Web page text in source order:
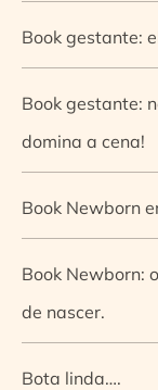
Book gestante:
Book gestante:
domina a cena!
Book Newborn
Book Newborn:
de nascer.
Bota linda….